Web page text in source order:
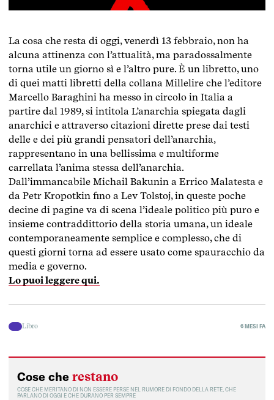
La cosa che resta di oggi, venerdì 13 febbraio, non ha
alcuna attinenza con l’attualità, ma paradossalmente
torna utile un giorno sì e l’altro pure. È un libretto, uno
di quei matti libretti della collana Millelire che l’editore
Marcello Baraghini ha messo in circolo in Italia a
partire dal 1989, si intitola L’anarchia spiegata dagli
anarchici e attraverso citazioni dirette prese dai testi
delle e dei più grandi pensatori dell’anarchia,
rappresentano in una bellissima e multiforme
carrellata l’anima stessa dell’anarchia.
Dall’immancabile Michail Bakunin a Errico Malatesta e
da Petr Kropotkin fino a Lev Tolstoj, in queste poche
decine di pagine va di scena l’ideale politico più puro e
insieme contraddittorio della storia umana, un ideale
contemporaneamente semplice e complesso, che di
questi giorni torna ad essere usato come spauracchio da
media e governo.
Lo puoi leggere qui.
Libro 6 MESI FA
Cose che restano
COSE CHE MERITANO DI NON ESSERE PERSE NEL RUMORE DI FONDO DELLA RETE, CHE
PARLANO DI OGGI E CHE DURANO PER SEMPRE